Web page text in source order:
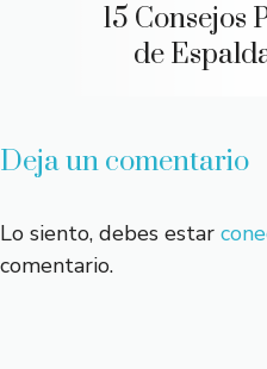
15 Consejos
de
Deja un comentario
Lo siento, debes estar
comentario.